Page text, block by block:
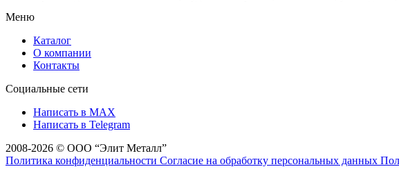
Меню
Каталог
О компании
Контакты
Социальные сети
Написать в MAX
Написать в Telegram
2008-2026 © ООО “Элит Металл”
Политика конфиденциальности Согласие на обработку персональных данных